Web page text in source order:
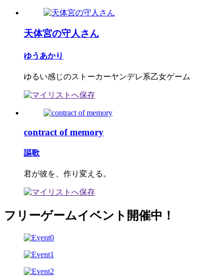
天体宮の守人さん
ゆうあかり
ゆるい感じのストーカーヤンデレ系乙女ゲーム
contract of memory
謳歌
君が彼を、作り変える。
フリーゲームイベント開催中！